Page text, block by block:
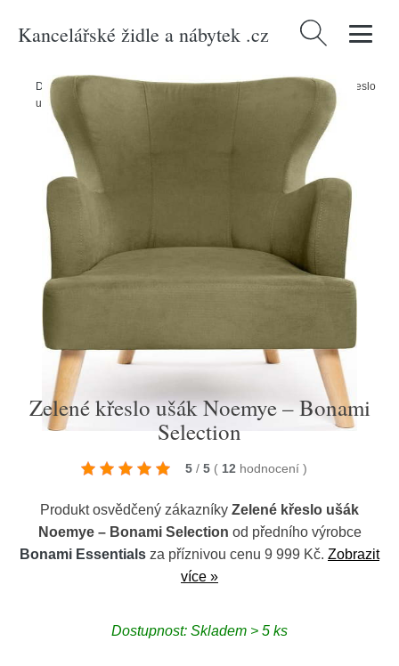
Kancelářské židle a nábytek .cz Vyhledávání
Domů Produkty > Nábytek > Sedací nábytek > Křesla
Zelené křeslo
ušák Noemye – Bonami Selection
Zelené křeslo ušák Noemye – Bonami
Selection
5 / 5 ( 12 hodnocení )
Produkt osvědčený zákazníky Zelené křeslo ušák
Noemye – Bonami Selection od předního výrobce
Bonami Essentials za příznivou cenu 9 999 Kč. Zobrazit
více »
Dostupnost: Skladem > 5 ks